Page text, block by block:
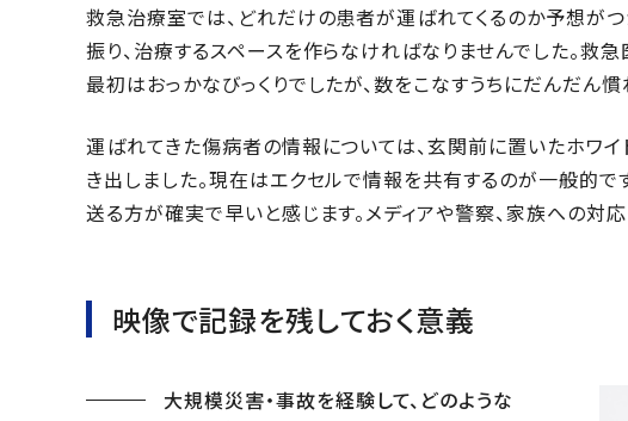
救急治療室では、どれだけの患者が運ばれてくるのか予想が
振り、治療するスペースを作らなければなりませんでした。救
最初はおっかなびっくりでしたが、数をこなすうちにだんだん
運ばれてきた傷病者の情報については、玄関前に置いたホワイ
き出しました。現在はエクセルで情報を共有するのが一般的で
送る方が確実で早いと感じます。メディアや警察、家族への対
映像で記録を残しておく意義
大規模災害・事故を経験して、どのような